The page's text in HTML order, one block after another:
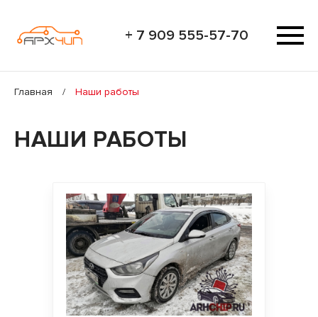
+ 7 909 555-57-70
Главная / Наши работы
НАШИ РАБОТЫ